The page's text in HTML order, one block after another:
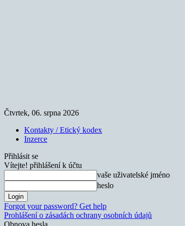
Čtvrtek, 06. srpna 2026
Kontakty / Etický kodex
Inzerce
Přihlásit se
Vítejte! přihlášení k účtu
vaše uživatelské jméno
heslo
Forgot your password? Get help
Prohlášení o zásadách ochrany osobních údajů
Obnova hesla